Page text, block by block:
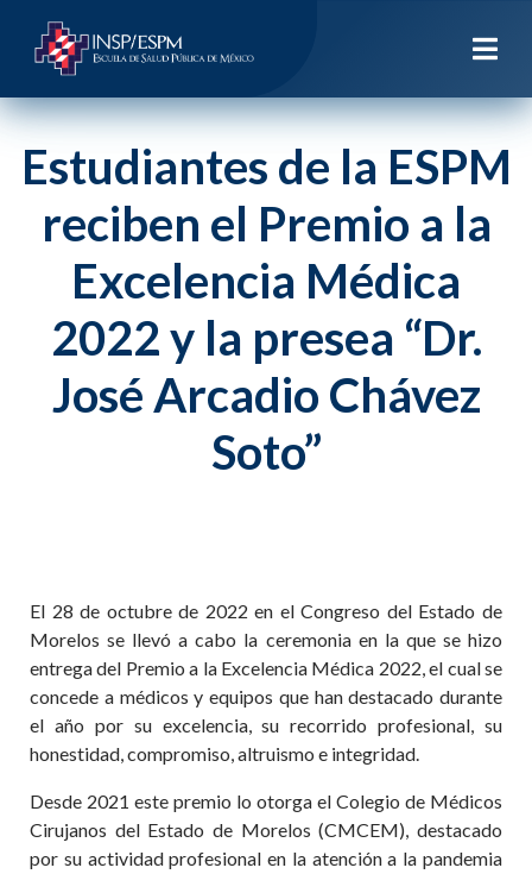
Estudiantes de la ESPM
reciben el Premio a la
Excelencia Médica
2022 y la presea “Dr.
José Arcadio Chávez
Soto”
El 28 de octubre de 2022 en el Congreso del Estado de
Morelos se llevó a cabo la ceremonia en la que se hizo
entrega del Premio a la Excelencia Médica 2022, el cual se
concede a médicos y equipos que han destacado durante
el año por su excelencia, su recorrido profesional, su
honestidad, compromiso, altruismo e integridad.
Desde 2021 este premio lo otorga el Colegio de Médicos
Cirujanos del Estado de Morelos (CMCEM), destacado
por su actividad profesional en la atención a la pandemia